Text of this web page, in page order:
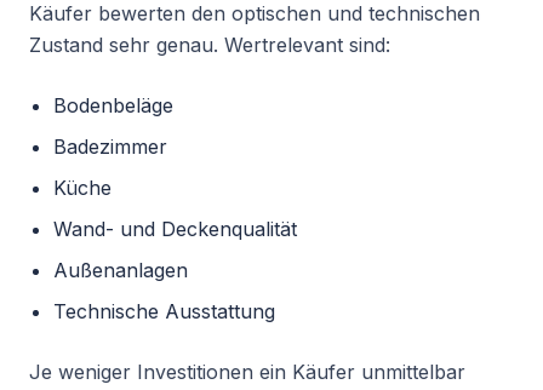
Käufer bewerten den optischen und technischen
Zustand sehr genau. Wertrelevant sind:
Bodenbeläge
Badezimmer
Küche
Wand- und Deckenqualität
Außenanlagen
Technische Ausstattung
Je weniger Investitionen ein Käufer unmittelbar